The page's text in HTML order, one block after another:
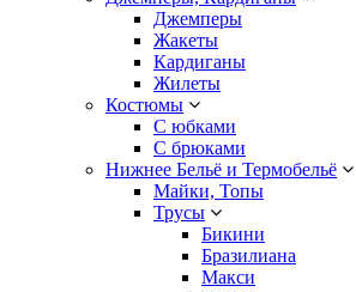
Джемперы
Жакеты
Кардиганы
Жилеты
Костюмы
С юбками
С брюками
Нижнее Бельё и Термобельё
Майки, Топы
Трусы
Бикини
Бразилиана
Макси